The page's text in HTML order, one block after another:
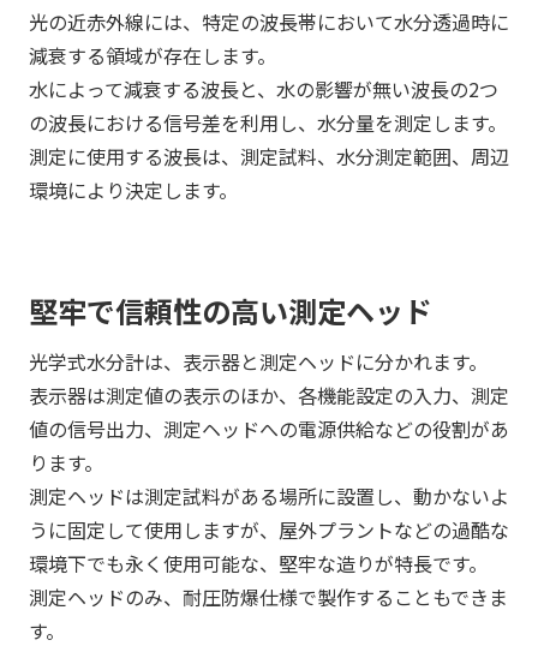
光の近赤外線には、特定の波長帯において水分透過時に
減衰する領域が存在します。
水によって減衰する波長と、水の影響が無い波長の2つ
の波長における信号差を利用し、水分量を測定します。
測定に使用する波長は、測定試料、水分測定範囲、周辺
環境により決定します。
堅牢で信頼性の高い測定ヘッド
光学式水分計は、表示器と測定ヘッドに分かれます。
表示器は測定値の表示のほか、各機能設定の入力、測定
値の信号出力、測定ヘッドへの電源供給などの役割があ
ります。
測定ヘッドは測定試料がある場所に設置し、動かないよ
うに固定して使用しますが、屋外プラントなどの過酷な
環境下でも永く使用可能な、堅牢な造りが特長です。
測定ヘッドのみ、耐圧防爆仕様で製作することもできま
す。